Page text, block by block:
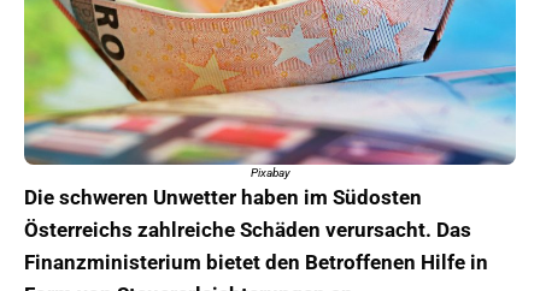
Pixabay
Die schweren Unwetter haben im Südosten
Österreichs zahlreiche Schäden verursacht. Das
Finanzministerium bietet den Betroffenen Hilfe in